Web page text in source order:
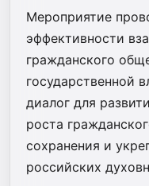
Мероприятие
эффективности
гражданского
государственной
диалог для
роста
сохранения и
российских